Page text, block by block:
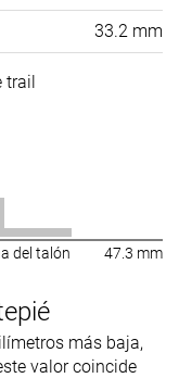
33.2 mm
trail
del talón 47.3 mm
más baja,
valor coincide